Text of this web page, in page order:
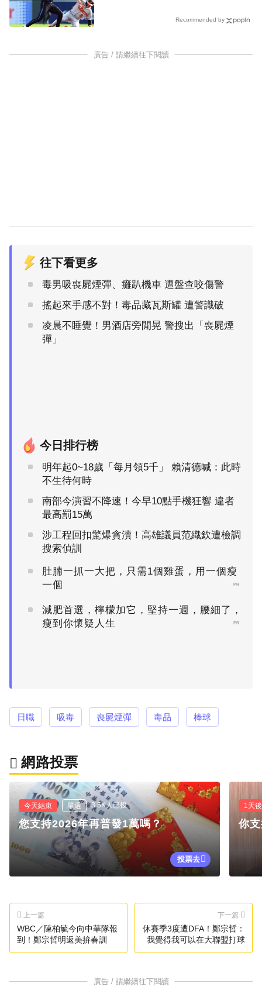
Recommended by
廣告 / 請繼續往下閱讀
往下看更多
毒男吸喪屍煙彈、癱趴機車 遭盤查咬傷警
搖起來手感不對！毒品藏瓦斯罐 遭警識破
凌晨不睡覺！男酒店旁閒晃 警搜出「喪屍煙
彈」
今日排行榜
明年起0~18歲「每月領5千」 賴清德喊：此時
不生待何時
南部今演習不降速！今早10點手機狂響 違者
最高罰15萬
涉工程回扣驚爆貪瀆！高雄議員范織欽遭檢調
搜索偵訓
肚腩一抓一大把，只需1個雞蛋，用一個瘦
一個
PR
減肥首選，檸檬加它，堅持一週，腰細了，
瘦到你懷疑人生
PR
日職 吸毒 喪屍煙彈 毒品 棒球
網路投票
今天結束 單選 3.5K人已投
您支持2026年再普發1萬嗎？
投票去
1天
你
上一篇
WBC／陳柏毓今向中華隊報
到！鄭宗哲明返美拚春訓
下一篇
休賽季3度遭DFA！鄭宗哲：
我覺得我可以在大聯盟打球
廣告 / 請繼續往下閱讀